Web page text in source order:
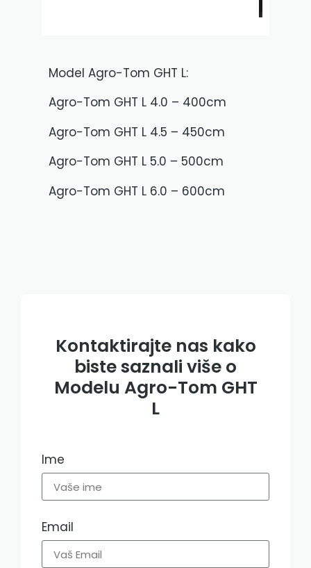
Model Agro-Tom GHT L:
Agro-Tom GHT L 4.0 – 400cm
Agro-Tom GHT L 4.5 – 450cm
Agro-Tom GHT L 5.0 – 500cm
Agro-Tom GHT L 6.0 – 600cm
Kontaktirajte nas kako
biste saznali više o
Modelu Agro-Tom GHT
L​
Ime
Email